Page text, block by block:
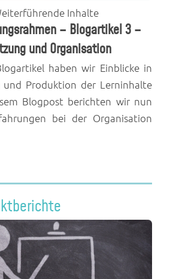
Inhalte
– Blogartikel 3 –
und Organisation
haben wir Einblicke in
und Produktion der Lerninhalte
Blogpost berichten wir nun
bei der Organisation